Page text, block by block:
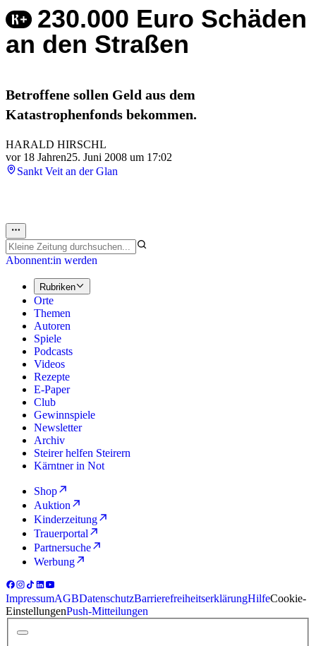
230.000 Euro Schäden
an den Straßen
Betroffene sollen Geld aus dem
Katastrophenfonds bekommen.
HARALD HIRSCHL
vor 18 Jahren25. Juni 2008 um 17:02
Sankt Veit an der Glan
Abonnent:in werden
Rubriken
Orte
Themen
Autoren
Spiele
Podcasts
Videos
Rezepte
E-Paper
Club
Gewinnspiele
Newsletter
Archiv
Steirer helfen Steirern
Kärntner in Not
Shop
Auktion
Kinderzeitung
Trauerportal
Partnersuche
Werbung
ImpressumAGBDatenschutzBarrierefreiheitserklärungHilfeCookie-
EinstellungenPush-Mitteilungen